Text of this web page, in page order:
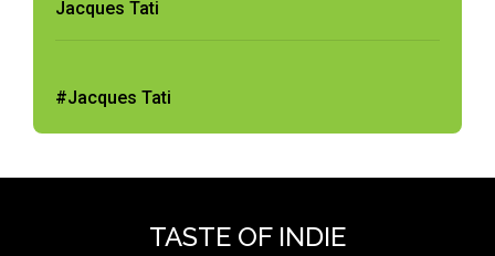
Jacques Tati
#Jacques Tati
TASTE OF INDIE